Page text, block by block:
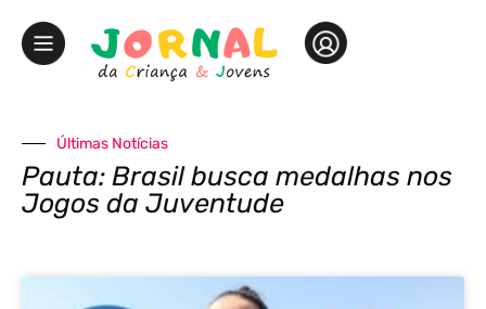
Últimas Notícias
Pauta: Brasil busca medalhas nos
Jogos da Juventude